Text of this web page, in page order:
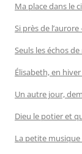
Ma place dans le
Si près de
Seuls les échos
Élisabeth, en
Un autre jour,
Dieu le potier et
La petite musique